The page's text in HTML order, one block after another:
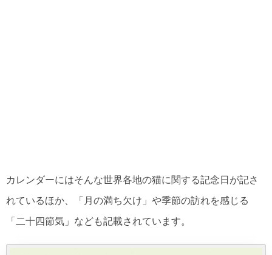
カレンダーにはそんな世界各地の猫に関する記念日が記さ
れているほか、「月の満ち欠け」や季節の訪れを感じる
「二十四節気」なども記載されています。